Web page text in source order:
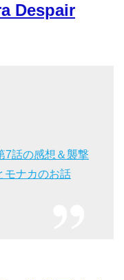
Despair
7話の感想＆襲撃
ナカのお話